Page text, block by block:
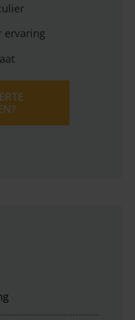
ervaring